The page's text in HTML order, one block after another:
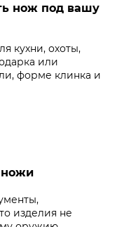
нож под вашу
кухни, охоты,
или
форме клинка и
изделия не